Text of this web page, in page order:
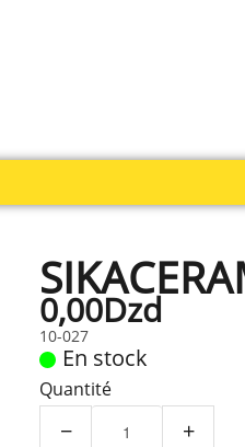
0,00Dzd
10-027
En stock
Quantité
− +